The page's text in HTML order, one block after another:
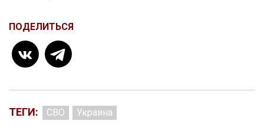
ПОДЕЛИТЬСЯ
ТЕГИ: СВО Украина